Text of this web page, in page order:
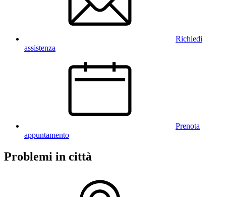
Richiedi
assistenza
Prenota
appuntamento
Problemi in città